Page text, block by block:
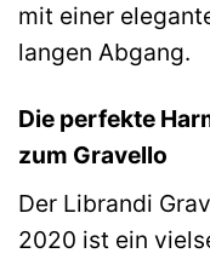
mit einer
langen Abgang.
Die perfekte
zum Gravello
Der Librandi
2020 ist ein